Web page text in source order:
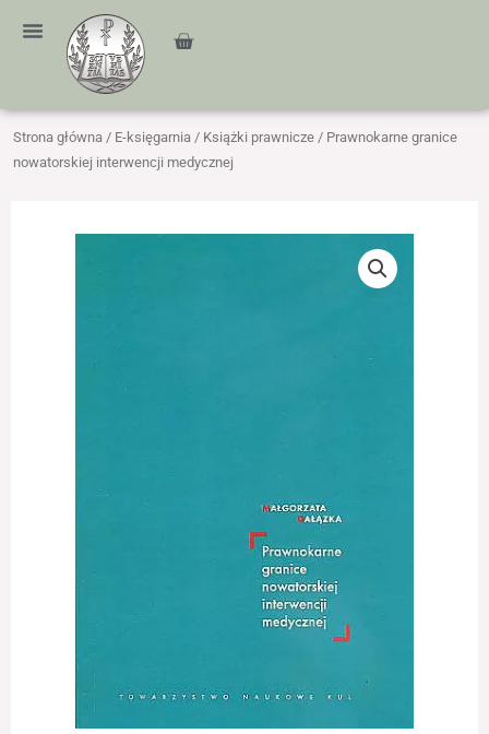
treści
Cart
Strona główna / E-księgarnia / Książki prawnicze / Prawnokarne granice
nowatorskiej interwencji medycznej
Konieczne
Te pliki cookie
nie są
opcjonalne. Są
do
funkcjonowania
strony